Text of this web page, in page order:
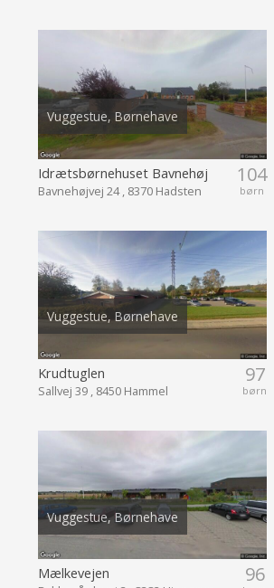
Vuggestue, Børnehave
104
børn
Idrætsbørnehuset Bavnehøj
Bavnehøjvej 24 , 8370 Hadsten
Vuggestue, Børnehave
97
børn
Krudtuglen
Sallvej 39 , 8450 Hammel
Vuggestue, Børnehave
96
Mælkevejen